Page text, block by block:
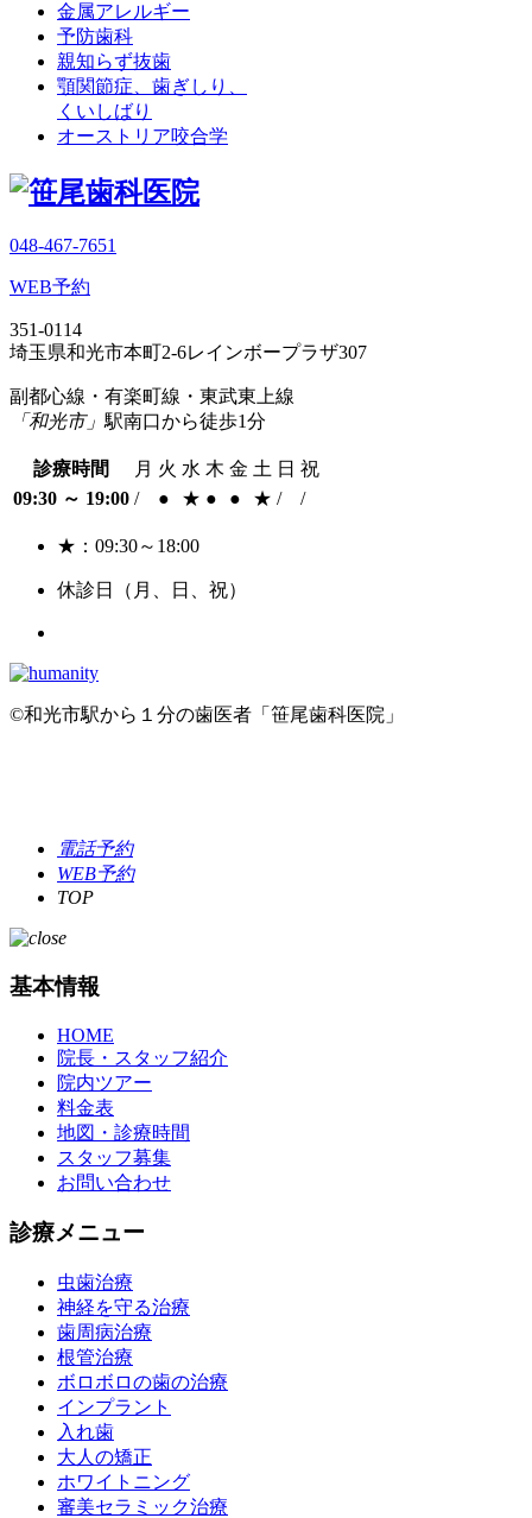
金属アレルギー
予防歯科
親知らず抜歯
顎関節症、歯ぎしり、
くいしばり
オーストリア咬合学
048-467-7651
WEB予約
351-0114
埼玉県和光市本町2-6レインボープラザ307
副都心線・有楽町線・東武東上線
「和光市」 駅南口から徒歩1分
診療時間 月 火 水 木 金 土 日 祝
09:30 ～ 19:00 / ● ★ ● ● ★ / /
★：09:30～18:00
休診日（月、日、祝）
©和光市駅から１分の歯医者「笹尾歯科医院」
電話予約
WEB予約
TOP
基本情報
HOME
院長・スタッフ紹介
院内ツアー
料金表
地図・診療時間
スタッフ募集
お問い合わせ
診療メニュー
虫歯治療
神経を守る治療
歯周病治療
根管治療
ボロボロの歯の治療
インプラント
入れ歯
大人の矯正
ホワイトニング
審美セラミック治療